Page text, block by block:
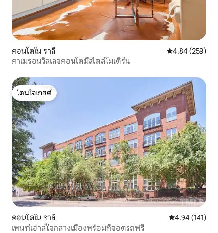
คอนโดใน ราลี คะแนนเฉลี่ย
4.84 (259)
คาเมรอนวิลเลจคอนโดมีสไตล์โมเดิร์น
โดนใจเกสต์
โดนใจเกสต์
คอนโดใน ราลี คะแนนเฉลี่ย
4.94 (141)
เพนท์เฮาส์ใจกลางเมืองพร้อมที่จอดรถฟรี